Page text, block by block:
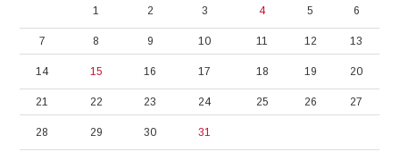
1 2 3 4 5 6
7 8 9 10 11 12 13
14 15 16 17 18 19 20
21 22 23 24 25 26 27
28 29 30 31